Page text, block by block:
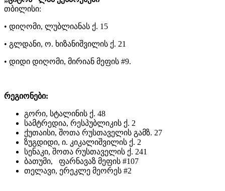
თბილისი:
• დიღომი, ლუბლიანას ქ. 15
• გლდანი, ო. ხიზანიშვილის ქ. 21
• დიდი დიღომი, მირიან მეფის #9.
რეგიონები:
გორი, სტალინის ქ. 48
სამტრედია, რესპუბლიკის ქ. 2
ქუთაისი, შოთა რუსთაველის გამზ. 27
ზუგდიდი, ი. კიკალიშვილის ქ. 2
სენაკი, შოთა რუსთაველის ქ. 241
ბათუმი, ფარნავაზ მეფის #107
თელავი, ერეკლე მეორეს #2